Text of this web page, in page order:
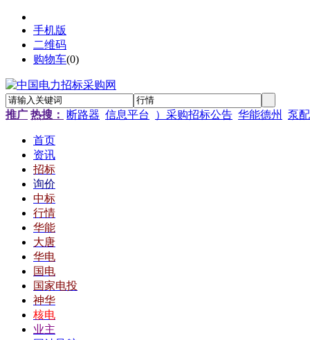
手机版
二维码
购物车(0)
推广 热搜： 断路器 信息平台 ）采购招标公告 华能德州 泵
首页
资讯
招标
询价
中标
行情
华能
大唐
华电
国电
国家电投
神华
核电
业主